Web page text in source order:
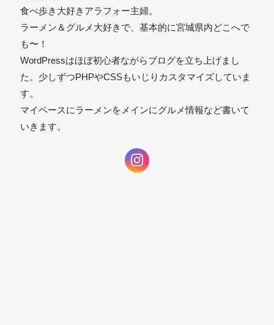
食べ歩き大好きアラフォー主婦。
ラーメン＆グルメ大好きで、基本的に宮城県内どこへで
も〜！
WordPressはほぼ初心者ながらブログを立ち上げまし
た。少しずつPHPやCSSもいじりカスタマイズしていま
す。
マイペースにラーメンをメインにグルメ情報など書いて
いきます。